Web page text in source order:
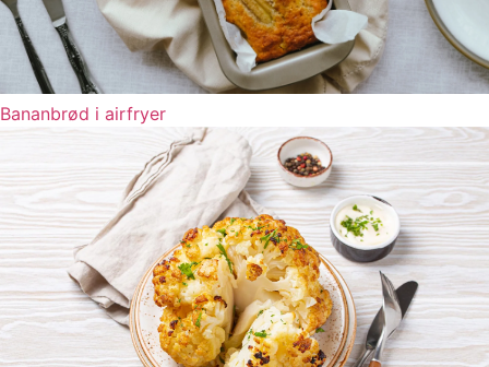
Bananbrød i airfryer